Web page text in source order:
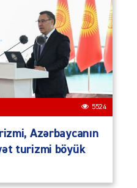
5524
Azərbaycanın
turizmi böyük